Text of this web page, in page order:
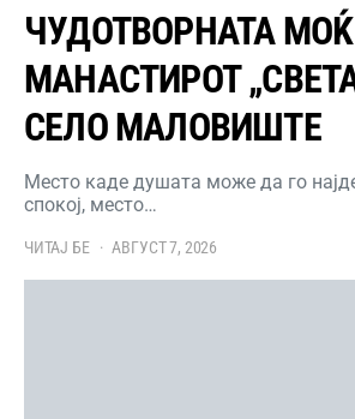
ЧУДОТВОРНАТА
МАНАСТИРОТ
СЕЛО МАЛОВИШТЕ
Место каде душата може да го
спокој, место…
ЧИТАЈ БЕ АВГУСТ 7, 2026